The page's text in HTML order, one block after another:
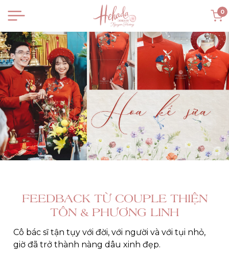
0
FEEDBACK TỪ COUPLE THIỆN
TÔN & PHƯƠNG LINH
Cô bác sĩ tận tụy với đời, với người và với tụi nhỏ,
giờ đã trở thành nàng dâu xinh đẹp.